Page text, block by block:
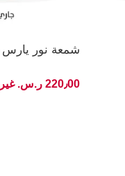
شمعة نور يارس 2006 يمين
220٫00 ر.س.‏ غير شامل الضريبة